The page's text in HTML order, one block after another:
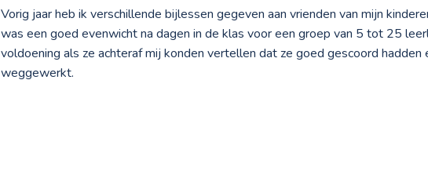
Vorig jaar heb ik verschillende bijlessen gegeven aan vrienden van mijn
was een goed evenwicht na dagen in de klas voor een groep van 5 tot 25
voldoening als ze achteraf mij konden vertellen dat ze goed gescoord hadden
weggewerkt.